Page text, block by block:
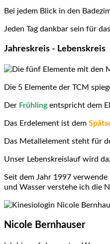
Bei jedem Blick in den
Jeden Tag dankbar sein für
Jahreskreis - Lebenskreis
Die 5 Elemente der TCM
Der Frühlingentspricht dem
Das Erdelement ist dem
Das Metallelement steht für
Unser Lebenskreislauf wird
Seit dem Jahr 1997
und Wasser verstehe ich die
Nicole Bernhauser